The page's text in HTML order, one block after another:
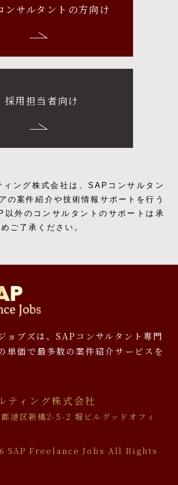
ンサルタントの方向け
採用担当者向け
ィング株式会社は、SAPコンサルタン
の案件紹介や技術情報サポートを行う
以外のコンサルタントのサポートは承
ご了承ください。
ョブズは、SAPコンサルタント専門
単価で最多数の案件紹介サービスを
ティング株式会社
区新橋2-5-2 堀ビルグッドオフィ
SAP Freelance Jobs All Rights